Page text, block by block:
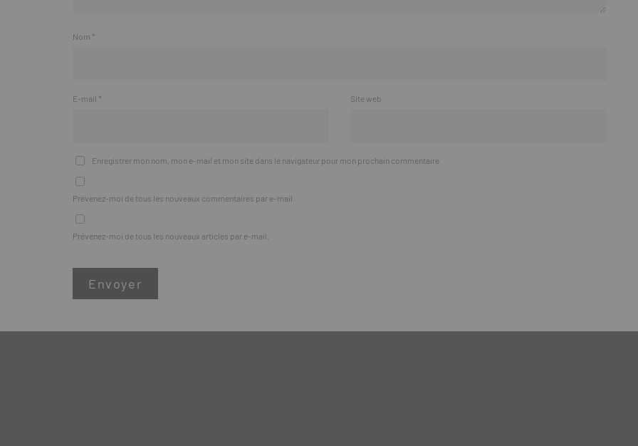
Nom *
E-mail * Site web
Enregistrer mon nom, mon e-mail et mon site dans le navigateur pour mon prochain commentaire.
Prévenez-moi de tous les nouveaux commentaires par e-mail.
Prévenez-moi de tous les nouveaux articles par e-mail.